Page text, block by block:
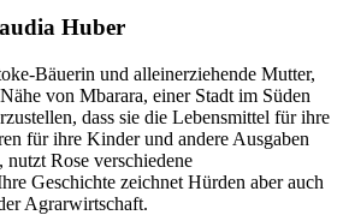
Huber
Bäuerin und alleinerziehende Mutter,
von Mbarara, einer Stadt im Süden
dass sie die Lebensmittel für ihre
für ihre Kinder und andere Ausgaben
Rose verschiedene
Geschichte zeichnet Hürden aber auch
Agrarwirtschaft.